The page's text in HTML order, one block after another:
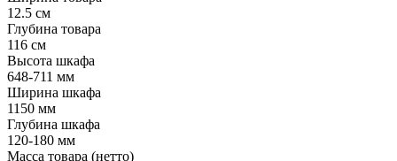
12.5 см
Глубина товара
116 см
Высота шкафа
648-711 мм
Ширина шкафа
1150 мм
Глубина шкафа
120-180 мм
Масса товара (нетто)